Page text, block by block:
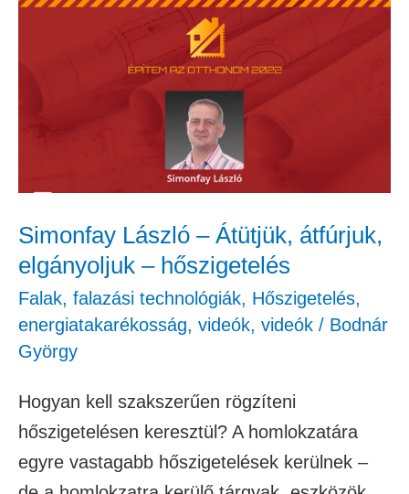
Simonfay László – Átütjük, átfúrjuk,
elgányoljuk – hőszigetelés
Falak, falazási technológiák, Hőszigetelés,
energiatakarékosság, videók, videók / Bodnár
György
Hogyan kell szakszerűen rögzíteni
hőszigetelésen keresztül? A homlokzatára
egyre vastagabb hőszigetelések kerülnek –
Simonfay
átfúrjuk,
–
hőszigetelés